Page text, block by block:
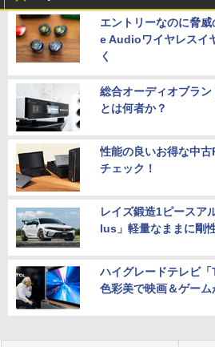
エントリーなのに脅
e Audioワイヤレスイ
く
総合オーディオブラ
とは何者か？
性能の良いお得な中
チェック！
レイズ鍛造1ピースア
lus」軽量なままに剛
ハイグレードテレビ
色彩美で映画＆ゲーム